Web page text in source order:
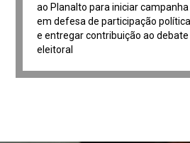
ao Planalto para iniciar campanha
em defesa de participação política
e entregar contribuição ao debate
eleitoral